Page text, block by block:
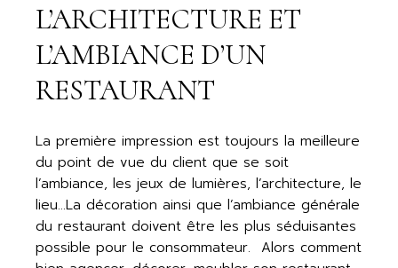
L’ARCHITECTURE ET
L’AMBIANCE D’UN
RESTAURANT
La première impression est toujours la meilleure
du point de vue du client que se soit
l’ambiance, les jeux de lumières, l’architecture, le
lieu…La décoration ainsi que l’ambiance générale
du restaurant doivent être les plus séduisantes
possible pour le consommateur. Alors comment